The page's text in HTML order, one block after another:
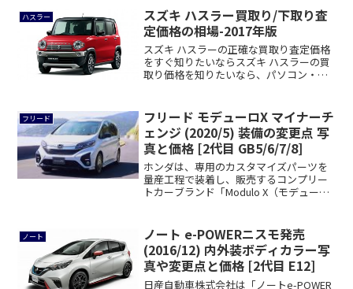
ハスラー
スズキ ハスラー買取り/下取り査
定価格の相場-2017年版
スズキ ハスラーの正確な買取り査定価格
をすぐ知りたいならスズキ ハスラーの買
取り価格を知りたいなら、パソコン・ス
フリード
フリード モデューロX マイナーチ
ェンジ (2020/5) 装備の変更点 写
真と価格 [2代目 GB5/6/7/8]
ホンダは、専用のカスタマイズパーツを
量産工程で装着し、販売するコンプリー
トカーブランド「Modulo X（モデューロ
ノート
ノート e-POWERニスモ発売
(2016/12) 内外装ボディカラー写
真や変更点と価格 [2代目 E12]
日産自動車株式会社は「ノートe-POWER